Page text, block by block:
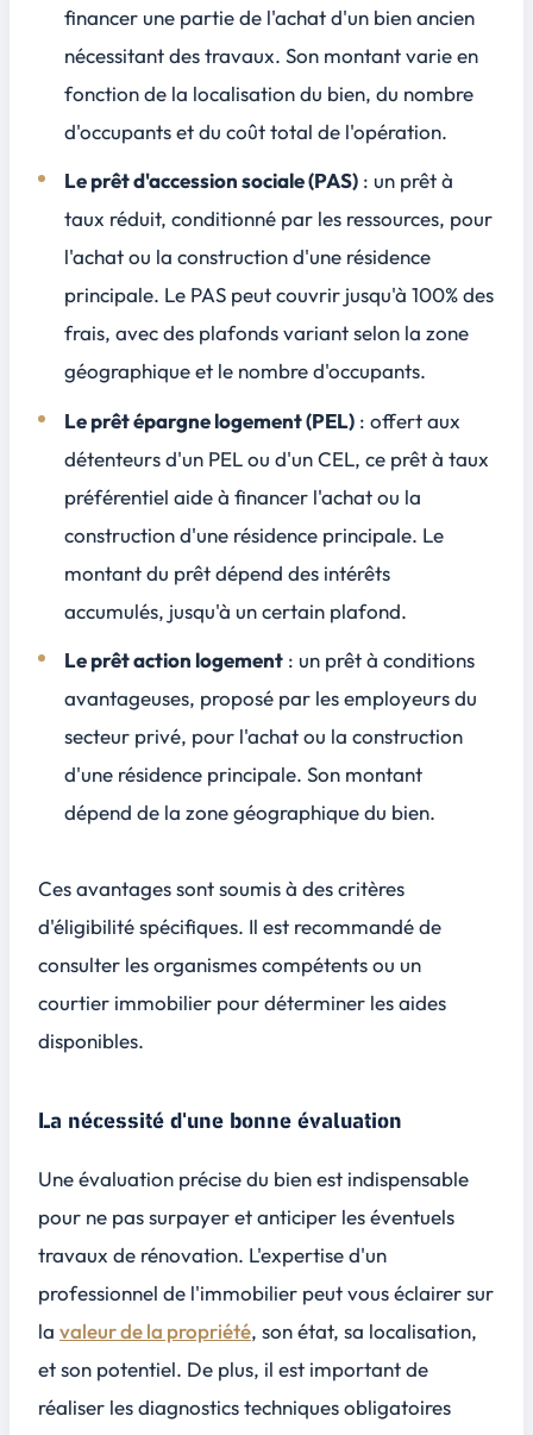
financer une partie de l'achat d'un bien ancien
nécessitant des travaux. Son montant varie en
fonction de la localisation du bien, du nombre
d'occupants et du coût total de l'opération.
Le prêt d'accession sociale (PAS) : un prêt à
taux réduit, conditionné par les ressources, pour
l'achat ou la construction d'une résidence
principale. Le PAS peut couvrir jusqu'à 100% des
frais, avec des plafonds variant selon la zone
géographique et le nombre d'occupants.
Le prêt épargne logement (PEL) : offert aux
détenteurs d'un PEL ou d'un CEL, ce prêt à taux
préférentiel aide à financer l'achat ou la
construction d'une résidence principale. Le
montant du prêt dépend des intérêts
accumulés, jusqu'à un certain plafond.
Le prêt action logement : un prêt à conditions
avantageuses, proposé par les employeurs du
secteur privé, pour l'achat ou la construction
d'une résidence principale. Son montant
dépend de la zone géographique du bien.
Ces avantages sont soumis à des critères
d'éligibilité spécifiques. Il est recommandé de
consulter les organismes compétents ou un
courtier immobilier pour déterminer les aides
disponibles.
La nécessité d'une bonne évaluation
Une évaluation précise du bien est indispensable
pour ne pas surpayer et anticiper les éventuels
travaux de rénovation. L'expertise d'un
professionnel de l'immobilier peut vous éclairer sur
la valeur de la propriété, son état, sa localisation,
et son potentiel. De plus, il est important de
réaliser les diagnostics techniques obligatoires